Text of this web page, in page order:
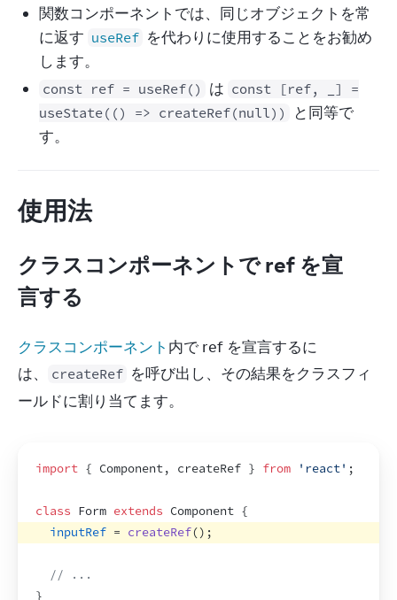
関数コンポーネントでは、同じオブジェクトを常
に返す useRef を代わりに使用することをお勧め
します。
const ref = useRef() は const [ref, _] =
useState(() => createRef(null))
と同等で
す。
使用法
クラスコンポーネントで ref を宣
言する
クラスコンポーネント 内で ref を宣言するに
は、
createRef を呼び出し、その結果をクラスフィ
ールドに割り当てます。
import { Component, createRef } from 'react' ;
class Form extends Component {
inputRef = createRef() ;
// ...
}